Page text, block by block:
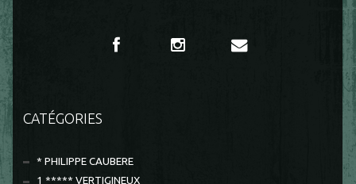
CATÉGORIES
* PHILIPPE CAUBERE
1 ***** VERTIGINEUX